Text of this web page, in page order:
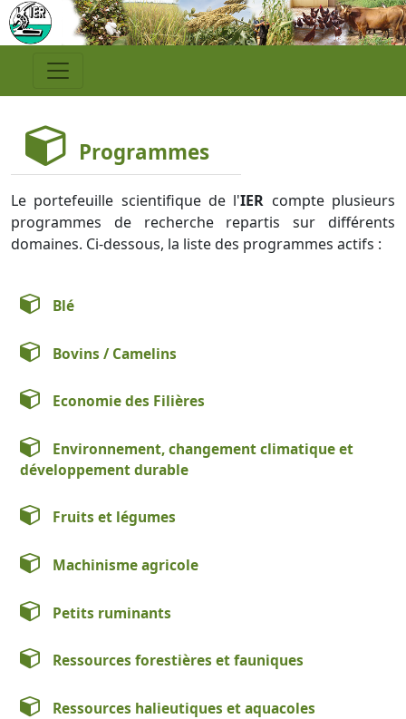
Programmes
Le portefeuille scientifique de l'IER compte plusieurs
programmes de recherche repartis sur différents
domaines. Ci-dessous, la liste des programmes actifs :
Blé
Bovins / Camelins
Economie des Filières
Environnement, changement climatique et
développement durable
Fruits et légumes
Machinisme agricole
Petits ruminants
Ressources forestières et fauniques
Ressources halieutiques et aquacoles